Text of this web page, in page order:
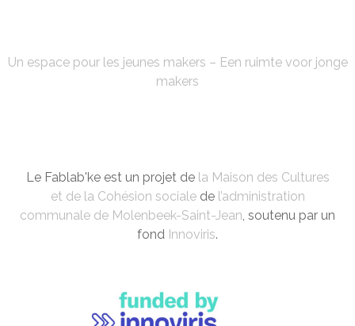
Un espace pour les jeunes makers – Een ruimte voor jonge
makers
Le Fablab'ke est un projet de la Maison des Cultures
et de la Cohésion socialede l’administration
communale de Molenbeek-Saint-Jean , soutenu par un
fond Innoviris.